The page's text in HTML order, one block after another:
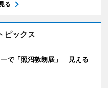
る
ピックス
で「照沼敦朗展」 見える